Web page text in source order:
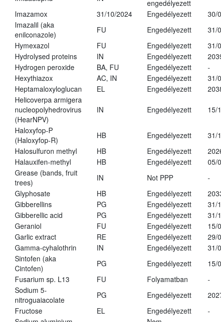
engedélyezett
Imazamox
31/10/2024 Engedélyezett
30/
Imazalil (aka
enilconazole)
FU Engedélyezett
31/
Hymexazol
FU Engedélyezett
31/
Hydrolysed proteins
IN Engedélyezett
Hydrogen peroxide
BA, FU Engedélyezett
-
Hexythiazox
AC, IN Engedélyezett
31/
Heptamaloxyloglucan
EL Engedélyezett
Helicoverpa armigera
nucleopolyhedrovirus
(HearNPV)
IN Engedélyezett 15/
Haloxyfop-P
(Haloxyfop-R)
HB Engedélyezett
31/
Halosulfuron methyl
HB Engedélyezett
Halauxifen-methyl
HB Engedélyezett
05/
Grease (bands, fruit
trees)
IN Not PPP
-
Glyphosate
HB Engedélyezett
Gibberellins
PG Engedélyezett
31/
Gibberellic acid
PG Engedélyezett
31/
Geraniol
FU Engedélyezett
15/
Garlic extract
RE Engedélyezett
29/
Gamma-cyhalothrin
IN Engedélyezett
31/
Sintofen (aka
Cintofen)
PG Engedélyezett
15/
Fusarium sp. L13
FU Folyamatban
-
Sodium 5-
nitroguaiacolate
PG Engedélyezett
Fructose
EL Engedélyezett
-